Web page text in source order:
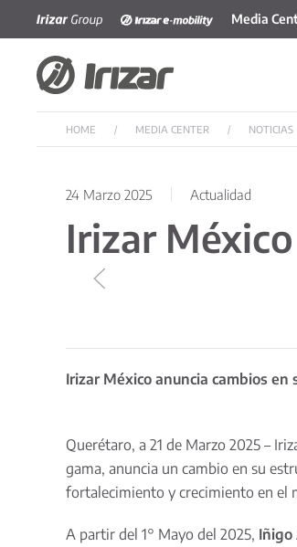
Skip to main content
Media
HOME MEDIA CENTER NOTICIAS
24 Marzo 2025 Actualidad
Irizar
Irizar México anuncia cambios en
Querétaro, a 21 de Marzo 2025 –
gama, anuncia un cambio en su
fortalecimiento y crecimiento en el
A partir del 1° Mayo del 2025, Iñigo